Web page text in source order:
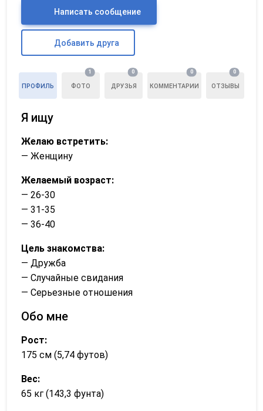
Написать сообщение
Добавить друга
ПРОФИЛЬ ФОТО
1
ДРУЗЬЯ
0
КОММЕНТАРИИ
0
ОТЗЫВЫ
0
Я ищу
Желаю встретить:
— Женщину
Желаемый возраст:
— 26-30
— 31-35
— 36-40
Цель знакомства:
— Дружба
— Случайные свидания
— Серьезные отношения
Обо мне
Рост:
175 см (5,74 футов)
Вес:
65 кг (143,3 фунта)